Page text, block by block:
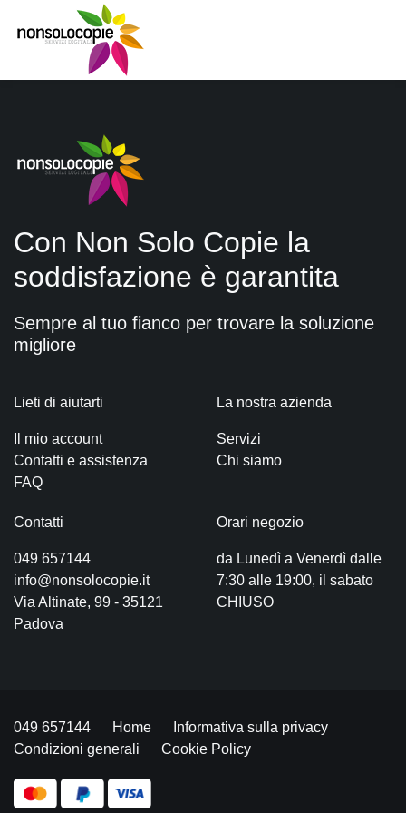
Con Non Solo Copie la
soddisfazione è garantita
Sempre al tuo fianco per trovare la soluzione
migliore
Lieti di aiutarti
Il mio account
Contatti e assistenza
FAQ
La nostra azienda
Servizi
Chi siamo
Contatti
049 657144
info@nonsolocopie.it
Via Altinate, 99 - 35121
Padova
Orari negozio
da Lunedì a Venerdì dalle
7:30 alle 19:00, il sabato
CHIUSO
049 657144 Home
Informativa sulla privacy
Condizioni generali
Cookie Policy